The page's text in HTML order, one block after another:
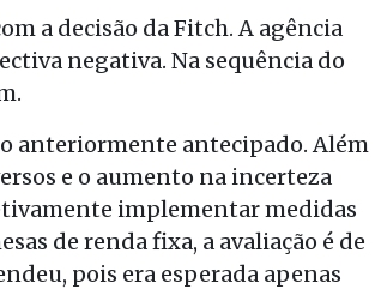
a decisão da Fitch. A agência
negativa. Na sequência do
o anteriormente antecipado. Além
e o aumento na incerteza
implementar medidas
de renda fixa, a avaliação é de
pois era esperada apenas